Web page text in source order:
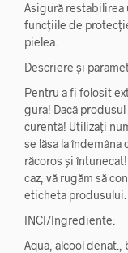
Asigură restabilirea
funcțiile de
pielea.
Descriere și
Pentru a fi folosit
gura! Dacă
curentă! Utilizați
se lăsa la îndemâna
răcoros și
caz, vă rugăm să
eticheta produsului.
INCI/Ingrediente:
Aqua, alcool denat.,